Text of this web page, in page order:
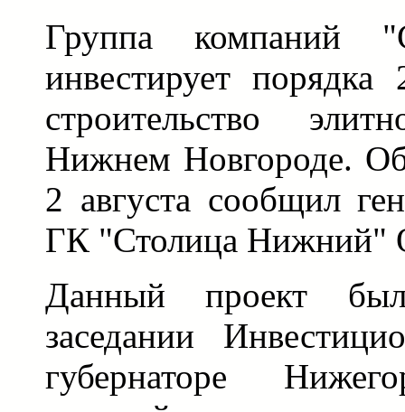
Группа компаний
инвестирует
строительство
Нижнем Новгороде.
2 августа сообщил
ГК "Столица Нижний"
Данный проект
заседании
губернаторе